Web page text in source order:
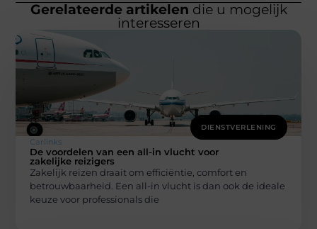
Gerelateerde artikelen die u mogelijk
interesseren
DIENSTVERLENING
Carlinks
De voordelen van een all-in vlucht voor
zakelijke reizigers
Zakelijk reizen draait om efficiëntie, comfort en
betrouwbaarheid. Een all-in vlucht is dan ook de ideale
keuze voor professionals die